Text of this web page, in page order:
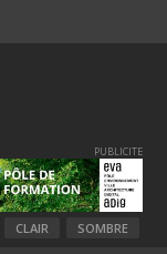
PUBLICITE
CLAIR SOMBRE